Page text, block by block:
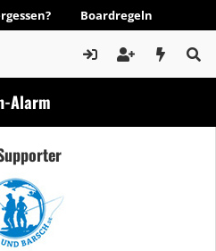
Boardregeln
Alarm